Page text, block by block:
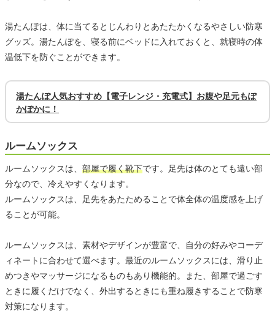
湯たんぽは、体に当てるとじんわりとあたたかくなるやさしい防寒
グッズ。湯たんぽを、寝る前にベッドに入れておくと、就寝時の体
温低下を防ぐことができます。
湯たんぽ人気おすすめ【電子レンジ・充電式】お腹や足元もぽ
かぽかに！
ルームソックス
ルームソックスは、 部屋で履く靴下です。足先は体のとても遠い部
分なので、冷えやすくなります。
ルームソックスは、足先をあたためることで体全体の温度感を上げ
ることが可能。
ルームソックスは、素材やデザインが豊富で、自分の好みやコーデ
ィネートに合わせて選べます。最近のルームソックスには、滑り止
めつきやマッサージになるものもあり機能的。また、部屋で過ごす
ときに履くだけでなく、外出するときにも重ね履きすることで防寒
対策になります。